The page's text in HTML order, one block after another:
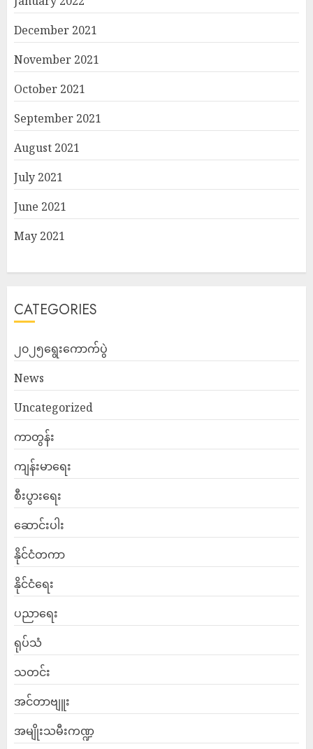
December 2021
November 2021
October 2021
September 2021
August 2021
July 2021
June 2021
May 2021
CATEGORIES
၂၀၂၅ရွေးကောက်ပွဲ
News
Uncategorized
ကာတွန်း
ကျန်းမာရေး
စီးပွားရေး
ဆောင်းပါး
နိုင်ငံတကာ
နိုင်ငံရေး
ပညာရေး
ရုပ်သံ
သတင်း
အင်တာဗျူး
အမျိုးသမီးကဏ္ဍ